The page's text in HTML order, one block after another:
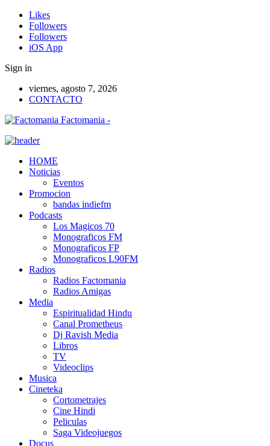
Likes
Followers
Followers
iOS App
Sign in
viernes, agosto 7, 2026
CONTACTO
Factomania -
HOME
Noticias
Eventos
Promocion
bandas indiefm
Podcasts
Los Magicos 70
Monograficos FM
Monograficos FP
Monograficos L90FM
Radios
Radios Factomania
Radios Amigas
Media
Espiritualidad Hindu
Canal Prometheus
Dj Ravish Media
Libros
TV
Videoclips
Musica
Cineteka
Cortometrajes
Cine Hindi
Peliculas
Saga Videojuegos
Docus